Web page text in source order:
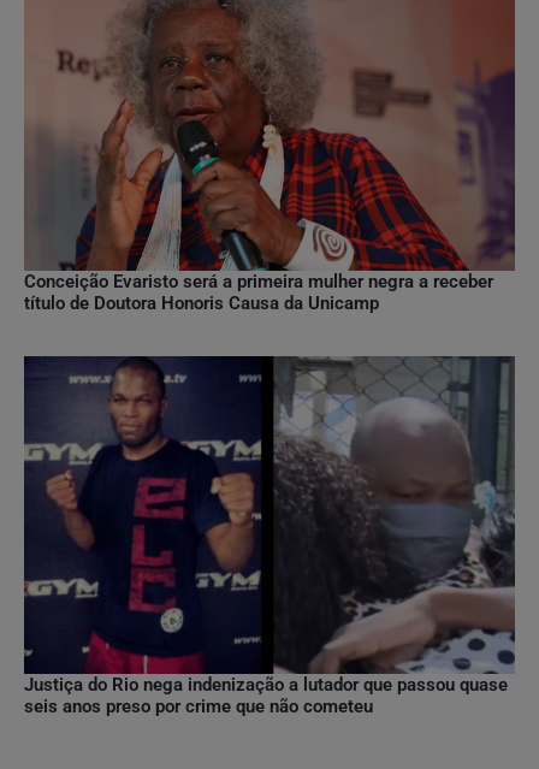
Conceição Evaristo será a primeira mulher negra a receber
título de Doutora Honoris Causa da Unicamp
Justiça do Rio nega indenização a lutador que passou quase
seis anos preso por crime que não cometeu